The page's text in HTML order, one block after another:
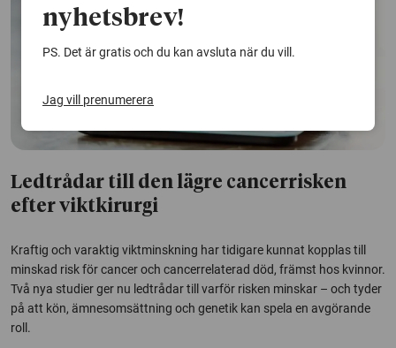
Ledtrådar till den lägre cancerrisken
efter viktkirurgi
Kraftig och varaktig viktminskning har tidigare kunnat kopplas till
minskad risk för cancer och cancerrelaterad död, främst hos kvinnor.
Två nya studier ger nu ledtrådar till varför risken minskar – och tyder
på att kön, ämnesomsättning och genetik kan spela en avgörande
roll.
nyhetsbrev!
PS. Det är gratis och du kan avsluta när du vill.
Jag vill prenumerera